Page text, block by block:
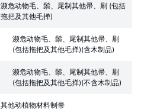
濒危动物毛、鬃、尾制其他帚、刷 (包括
拖把及其他毛掸)
濒危动物毛、鬃、尾制其他帚、刷
(包括拖把及其他毛掸)(含木制品)
濒危动物毛、鬃、尾制其他帚、刷
(包括拖把及其他毛掸)(不含木制品)
其他动植物材料制帚